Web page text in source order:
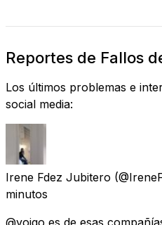
Reportes de Fallos
Los últimos problemas e
social media:
Irene Fdez Jubitero
minutos
@yoigo es de esas